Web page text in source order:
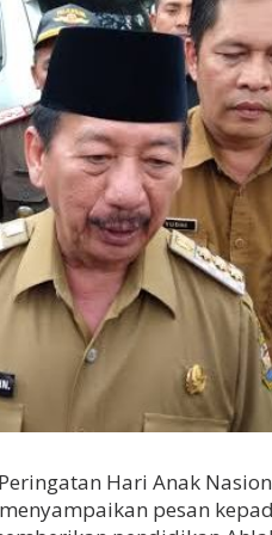
Hari Anak
pesan